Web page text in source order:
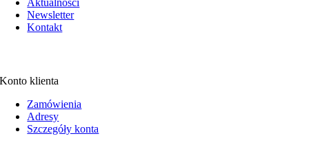
Aktualności
Newsletter
Kontakt
Konto klienta
Zamówienia
Adresy
Szczegóły konta